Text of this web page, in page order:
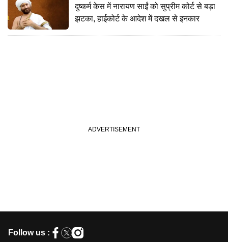
दुष्कर्म केस में नारायण साईं को सुप्रीम कोर्ट से बड़ा
झटका, हाईकोर्ट के आदेश में दखल से इनकार
Follow us :